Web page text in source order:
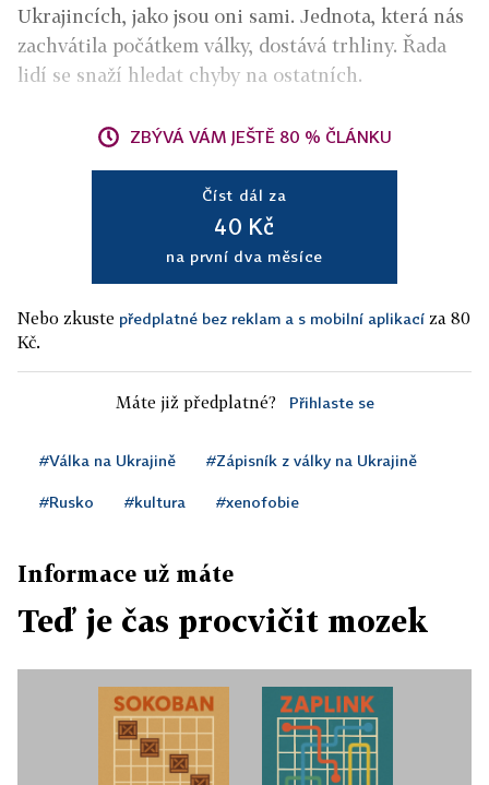
Ukrajincích, jako jsou oni sami. Jednota, která nás
zachvátila počátkem války, dostává trhliny. Řada
lidí se snaží hledat chyby na ostatních.
ZBÝVÁ VÁM JEŠTĚ 80 % ČLÁNKU
Číst dál za
40 Kč
na první dva měsíce
Nebo zkuste předplatné bez reklam a s mobilní aplikací za 80
Kč.
Máte již předplatné? Přihlaste se
#Válka na Ukrajině #Zápisník z války na Ukrajině
#Rusko #kultura #xenofobie
Informace už máte
Teď je čas procvičit mozek